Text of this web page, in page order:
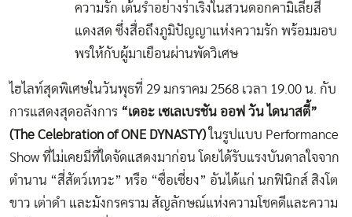
ความรัก เต้นรำอย่างร่าเริงในสวนดอกคามิเลียสี
แดงสด ซึ่งสื่อถึงภูมิปัญญาแห่งความรัก พร้อมมอบ
พรให้กับผู้มาเยือนผ่านพัดวิเศษ
ไฮไลท์สุดพิเศษในวันพุธที่ 29 มกราคม 2568 เวลา 19.00 น. กับ
การแสดงสุดอลังการ “เดอะ เซเลเบรชัน ออฟ วัน ไดนาสตี้”
(The Celebration of ONE DYNASTY) ในรูปแบบ Performance
Show ที่ไม่เคยมีที่ใดจัดแสดงมาก่อน โดยได้รับแรงบันดาลใจจาก
ตำนาน “สี่สัตว์เทวะ” หรือ “ซื่อเซี่ยง” อันได้แก่ นกฟินิกส์ สิงโต
ขาว เต่าดำ และมังกรคราม สัญลักษณ์แห่งความโชคดีและความ